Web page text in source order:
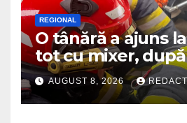
REGIONAL
O tânără a ajuns
tot cu mixer, după
prins degetul în
AUGUST 8, 2026